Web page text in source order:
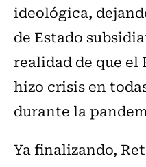
ideológica,
de Estado
realidad de que
hizo crisis en
durante la
Ya finalizando,